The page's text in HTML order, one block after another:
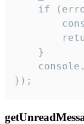
if
    }
});